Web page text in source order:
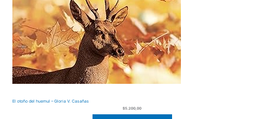
El otoño del huemul – Gloria V. Casañas
$5.200,00